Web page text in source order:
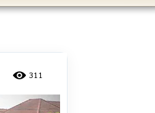
311